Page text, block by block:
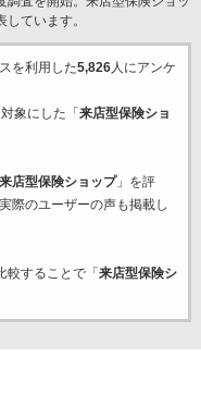
ています。
を利用した5,826人にアンケ
象にした「 来店型保険ショ
来店型保険ショップ」を評
際のユーザーの声も掲載し
較することで「 来店型保険シ